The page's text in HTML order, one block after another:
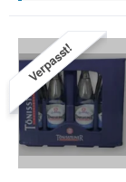
Verpasst!